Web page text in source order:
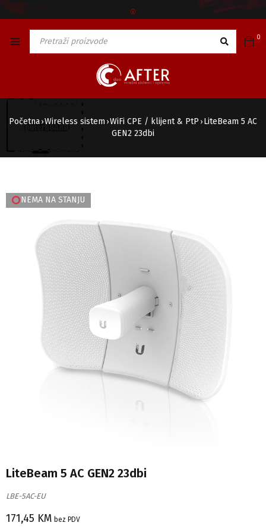
🅯
0
Početna ›Wireless sistem ›WiFi CPE / klijent & PtP › LiteBeam 5 AC
GEN2 23dbi
NEMA NA STANJU
LiteBeam 5 AC GEN2 23dbi
LBE-5AC-EU
171,45 KM bez PDV